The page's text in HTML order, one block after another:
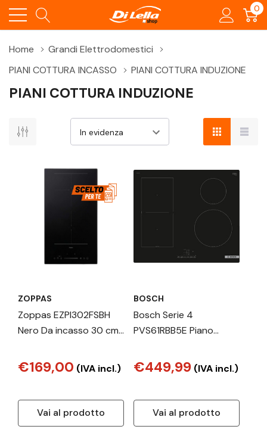
0
Home
Grandi Elettrodomestici
PIANI COTTURA INCASSO
PIANI COTTURA INDUZIONE
PIANI COTTURA INDUZIONE
ZOPPAS
Zoppas EZPI302FSBH
Nero Da incasso 30 cm
induzione 2 Fornello(i)
€169,00 (IVA incl.)
Vai al prodotto
BOSCH
Bosch Serie 4
PVS61RBB5E Piano
cm Nero, senza profili
€449,99 (IVA incl.)
Vai al prodotto